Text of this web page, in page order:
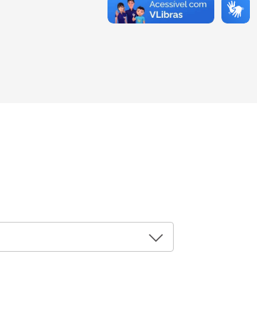
estágios durante o processo
legislativas na CLDF podem ser